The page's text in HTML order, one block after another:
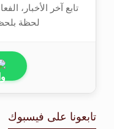
تابع آخر الأخبار،
لحظة
تابعونا على فيسبوك